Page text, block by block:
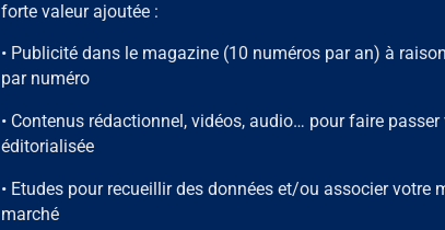
forte valeur ajoutée :
• Publicité dans le magazine (10 numéros par an) à
par numéro
• Contenus rédactionnel, vidéos, audio… pour faire
éditorialisée
• Etudes pour recueillir des données et/ou associer votre
marché